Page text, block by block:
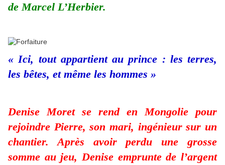
de Marcel L’Herbier.
« Ici, tout appartient au prince : les terres,
les bêtes, et même les hommes »
Denise Moret se rend en Mongolie pour
rejoindre Pierre, son mari, ingénieur sur un
chantier. Après avoir perdu une grosse
somme au jeu, Denise emprunte de l’argent